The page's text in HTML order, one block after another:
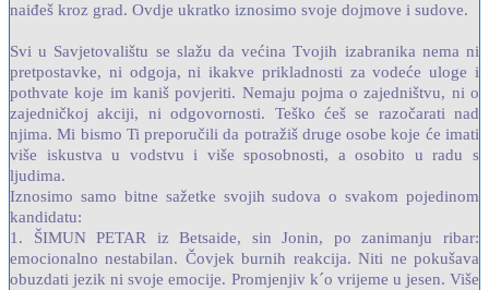
naiđeš kroz grad. Ovdje ukratko iznosimo svoje dojmove i sudove.
Svi u Savjetovalištu se slažu da većina Tvojih izabranika nema ni
pretpostavke, ni odgoja, ni ikakve prikladnosti za vodeće uloge i
pothvate koje im kaniš povjeriti. Nemaju pojma o zajedništvu, ni o
zajedničkoj akciji, ni odgovornosti. Teško ćeš se razočarati nad
njima. Mi bismo Ti preporučili da potražiš druge osobe koje će imati
više iskustva u vodstvu i više sposobnosti, a osobito u radu s
ljudima.
Iznosimo samo bitne sažetke svojih sudova o svakom pojedinom
kandidatu:
1. ŠIMUN PETAR iz Betsaide, sin Jonin, po zanimanju ribar:
emocionalno nestabilan. Čovjek burnih reakcija. Niti ne pokušava
obuzdati jezik ni svoje emocije. Promjenjiv k´o vrijeme u jesen. Više